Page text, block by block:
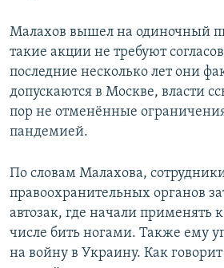
Малахов вышел на одиночный
такие акции не требуют
последние несколько лет они
допускаются в Москве, власти
пор не отменённые
пандемией.
По словам Малахова,
правоохранительных органов
автозак, где начали применять
числе бить ногами. Также ему
на войну в Украину. Как